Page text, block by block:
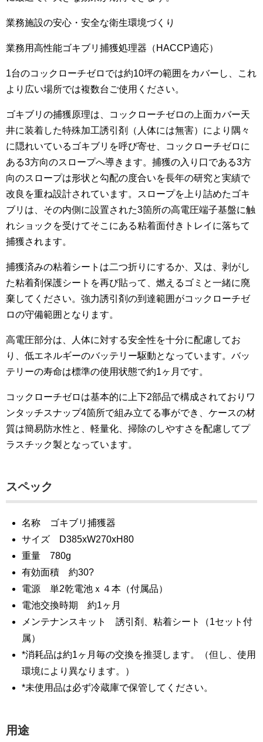
業務施設の安心・安全な衛生環境づくり
業務用高性能ゴキブリ捕獲処理器（HACCP適応）
1台のコックローチゼロでは約10坪の範囲をカバーし、これ
より広い場所では複数台ご使用ください。
ゴキブリの捕獲原理は、コックローチゼロの上面カバー天
井に装着した特殊加工誘引剤（人体には無害）により隅々
に隠れいているゴキブリを呼び寄せ、コックローチゼロに
ある3方向のスロープへ導きます。捕獲の入り口である3方
向のスロープは形状と勾配の度合いを長年の研究と実績で
改良を重ね設計されています。スロープを上り詰めたゴキ
ブリは、その内側に設置された3箇所の高電圧端子基盤に触
れショックを受けてそこにある粘着面付きトレイに落ちて
捕獲されます。
捕獲済みの粘着シートは二つ折りにするか、又は、剥がし
た粘着剤保護シートを再び貼って、燃えるゴミと一緒に廃
棄してください。強力誘引剤の到達範囲がコックローチゼ
ロの守備範囲となります。
高電圧部分は、人体に対する安全性を十分に配慮してお
り、低エネルギーのバッテリー駆動となっています。バッ
テリーの寿命は標準の使用状態で約1ヶ月です。
コックローチゼロは基本的に上下2部品で構成されておりワ
ンタッチスナップ4箇所で組み立てる事ができ、ケースの材
質は簡易防水性と、軽量化、掃除のしやすさを配慮してプ
ラスチック製となっています。
スペック
名称 ゴキブリ捕獲器
サイズ D385xW270xH80
重量 780g
有効面積 約30?
電源 単2乾電池ｘ４本（付属品）
電池交換時期 約1ヶ月
メンテナンスキット 誘引剤、粘着シート（1セット付
属）
*消耗品は約1ヶ月毎の交換を推奨します。（但し、使用
環境により異なります。）
*未使用品は必ず冷蔵庫で保管してください。
用途